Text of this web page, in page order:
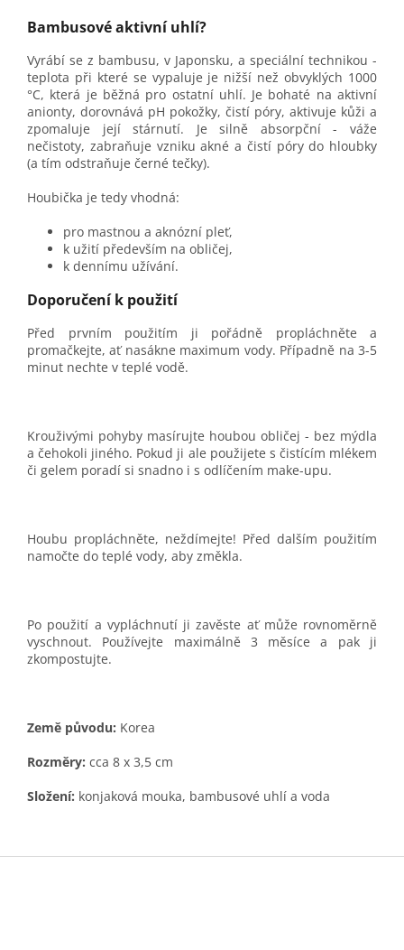
Bambusové aktivní uhlí?
Vyrábí se z bambusu, v Japonsku, a speciální technikou -
teplota při které se vypaluje je nižší než obvyklých 1000
°C, která je běžná pro ostatní uhlí. Je bohaté na aktivní
anionty, dorovnává pH pokožky, čistí póry, aktivuje kůži a
zpomaluje její stárnutí. Je silně absorpční - váže
nečistoty, zabraňuje vzniku akné a čistí póry do hloubky
(a tím odstraňuje černé tečky).
Houbička je tedy vhodná:
pro mastnou a aknózní pleť,
k užití především na obličej,
k dennímu užívání.
Doporučení k použití
Před prvním použitím ji pořádně propláchněte a
promačkejte, ať nasákne maximum vody. Případně na 3-5
minut nechte v teplé vodě.
Krouživými pohyby masírujte houbou obličej - bez mýdla
a čehokoli jiného. Pokud ji ale použijete s čistícím mlékem
či gelem poradí si snadno i s odlíčením make-upu.
Houbu propláchněte, neždímejte! Před dalším použitím
namočte do teplé vody, aby změkla.
Po použití a vypláchnutí ji zavěste ať může rovnoměrně
vyschnout. Používejte maximálně 3 měsíce a pak ji
zkompostujte.
Země původu: Korea
Rozměry: cca 8 x 3,5 cm
Složení: konjaková mouka, bambusové uhlí a voda
Z